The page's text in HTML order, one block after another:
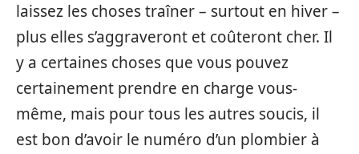
laissez les choses traîner – surtout en hiver –
plus elles s’aggraveront et coûteront cher. Il
y a certaines choses que vous pouvez
certainement prendre en charge vous-
même, mais pour tous les autres soucis, il
est bon d’avoir le numéro d’un plombier à